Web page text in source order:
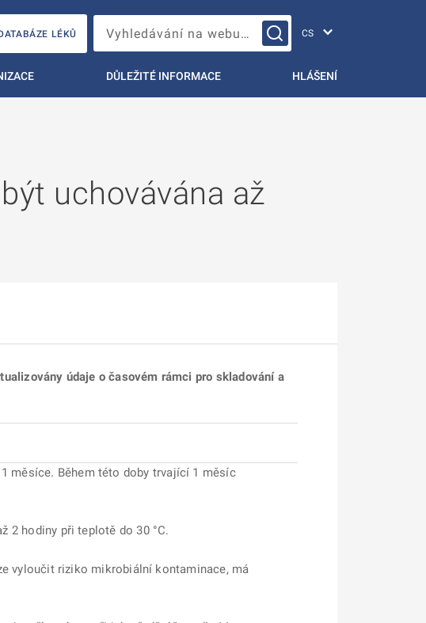
LÉKŮ Vyhledávání na webu…
DŮLEŽITÉ INFORMACE HLÁŠENÍ
uchovávána až
údaje o časovém rámci pro skladování a
měsíce. Během této doby trvající 1 měsíc
2 hodiny při teplotě do 30 °C.
vyloučit riziko mikrobiální kontaminace, má